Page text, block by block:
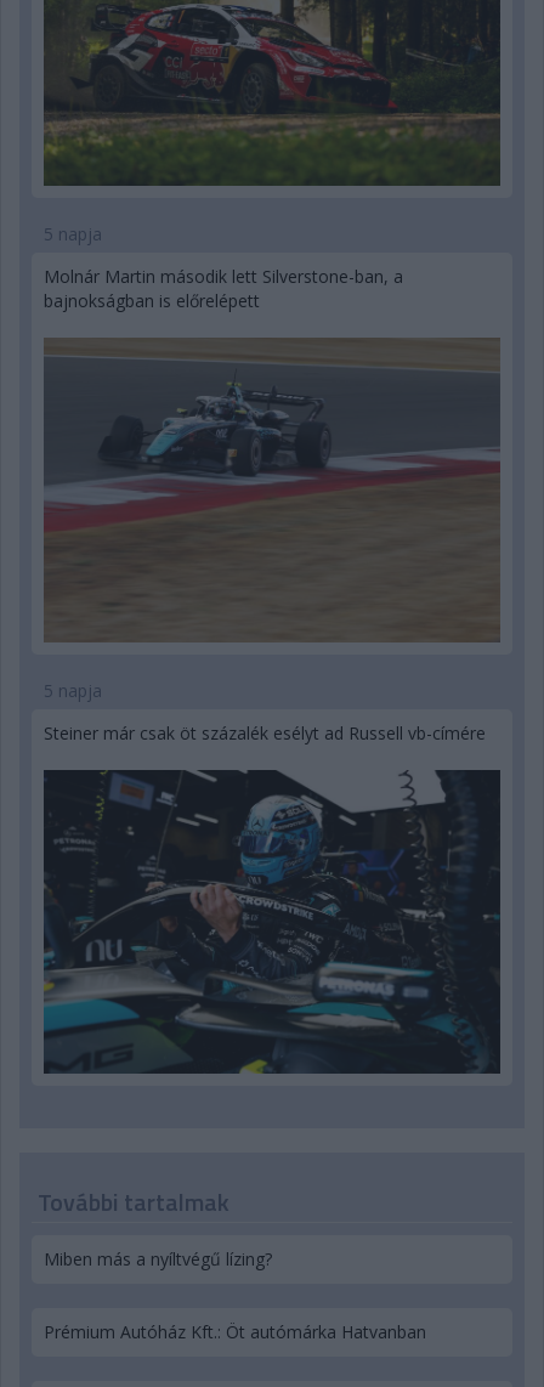
5 napja
Molnár Martin második lett Silverstone-ban, a
bajnokságban is előrelépett
5 napja
Steiner már csak öt százalék esélyt ad Russell vb-címére
További tartalmak
Miben más a nyíltvégű lízing?
Prémium Autóház Kft.: Öt autómárka Hatvanban